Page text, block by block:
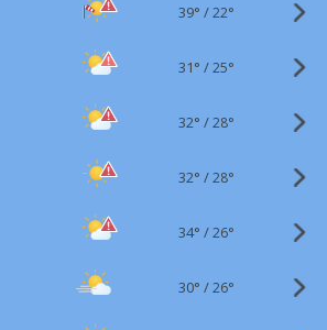
39° /22°
31° /25°
32° /28°
32° /28°
34° /26°
30° /26°